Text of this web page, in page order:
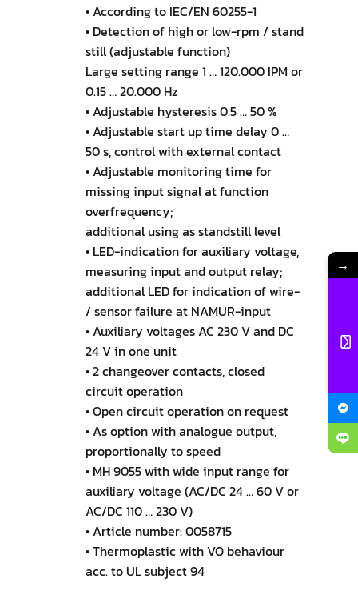
• According to IEC/EN 60255-1
• Detection of high or low-rpm / stand
still (adjustable function)
Large setting range 1 … 120.000 IPM or
0.15 … 20.000 Hz
• Adjustable hysteresis 0.5 … 50 %
• Adjustable start up time delay 0 …
50 s, control with external contact
• Adjustable monitoring time for
missing input signal at function
overfrequency;
additional using as standstill level
• LED-indication for auxiliary voltage,
measuring input and output relay;
additional LED for indication of wire-
/ sensor failure at NAMUR-input
• Auxiliary voltages AC 230 V and DC
24 V in one unit
• 2 changeover contacts, closed
circuit operation
• Open circuit operation on request
• As option with analogue output,
proportionally to speed
• MH 9055 with wide input range for
auxiliary voltage (AC/DC 24 … 60 V or
AC/DC 110 … 230 V)
• Article number: 0058715
• Thermoplastic with VO behaviour
acc. to UL subject 94
→